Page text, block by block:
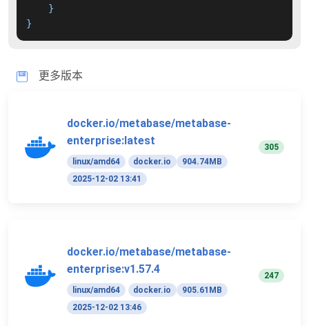
}
}
更多版本
docker.io/metabase/metabase-
enterprise:latest
linux/amd64 docker.io
904.74MB
2025-12-02 13:41
305
docker.io/metabase/metabase-
enterprise:v1.57.4
linux/amd64 docker.io
905.61MB
2025-12-02 13:46
247